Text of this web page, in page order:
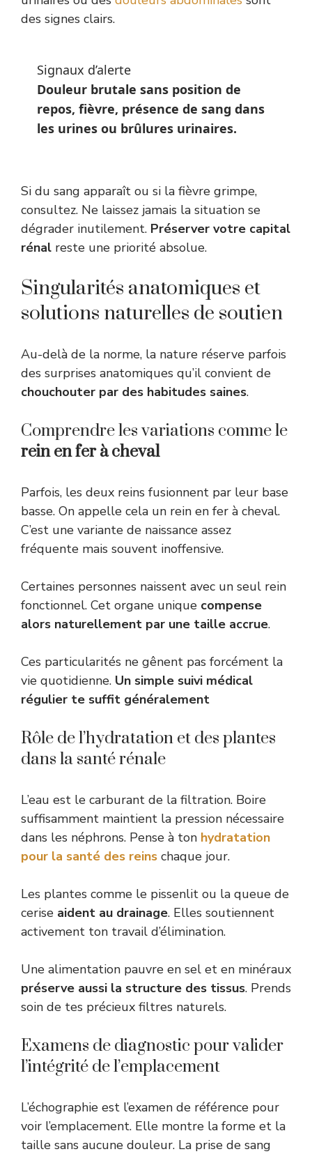
des signes clairs.
Signaux d’alerte
Douleur brutale sans position de
repos, fièvre, présence de sang dans
les urines ou brûlures urinaires.
Si du sang apparaît ou si la fièvre grimpe,
consultez. Ne laissez jamais la situation se
dégrader inutilement. Préserver votre capital
rénal reste une priorité absolue.
Singularités anatomiques et
solutions naturelles de soutien
Au-delà de la norme, la nature réserve parfois
des surprises anatomiques qu’il convient de
chouchouter par des habitudes saines.
Comprendre les variations comme le
rein en fer à cheval
Parfois, les deux reins fusionnent par leur base
basse. On appelle cela un rein en fer à cheval.
C’est une variante de naissance assez
fréquente mais souvent inoffensive.
Certaines personnes naissent avec un seul rein
fonctionnel. Cet organe unique compense
alors naturellement par une taille accrue.
Ces particularités ne gênent pas forcément la
vie quotidienne. Un simple suivi médical
régulier te suffit généralement
Rôle de l’hydratation et des plantes
dans la santé rénale
L’eau est le carburant de la filtration. Boire
suffisamment maintient la pression nécessaire
dans les néphrons. Pense à ton hydratation
pour la santé des reins chaque jour.
Les plantes comme le pissenlit ou la queue de
cerise aident au drainage. Elles soutiennent
activement ton travail d’élimination.
Une alimentation pauvre en sel et en minéraux
préserve aussi la structure des tissus. Prends
soin de tes précieux filtres naturels.
Examens de diagnostic pour valider
l’intégrité de l’emplacement
L’échographie est l’examen de référence pour
voir l’emplacement. Elle montre la forme et la
taille sans aucune douleur. La prise de sang